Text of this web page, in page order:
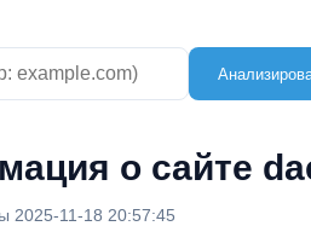
о сайте
2025-11-18 20:57:45